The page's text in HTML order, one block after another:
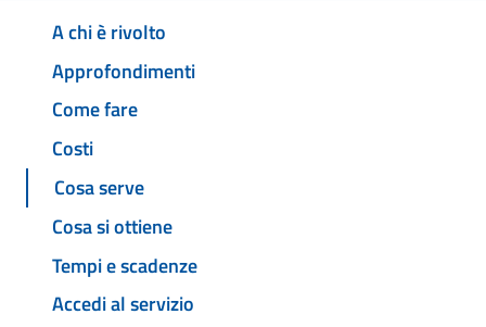
A chi è rivolto
Approfondimenti
Come fare
Costi
Cosa serve
Cosa si ottiene
Tempi e scadenze
Accedi al servizio